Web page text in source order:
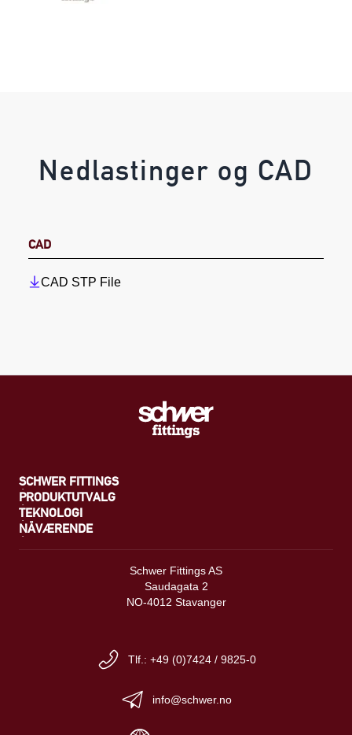
Nedlastinger og CAD
CAD
CAD STP File
SCHWER FITTINGS
PRODUKTUTVALG
TEKNOLOGI
NÅVÆRENDE
Schwer Fittings AS
Saudagata 2
NO-4012 Stavanger
Tlf.: +49 (0)7424 / 9825-0
info@schwer.no